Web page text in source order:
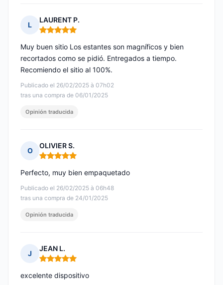
L
LAURENT P.
Nota: 5 de 5
Publicado el 26/02/2025 à 07h02
tras una compra de 06/01/2025
Muy buen sitio Los estantes son magníficos y bien
recortados como se pidió. Entregados a tiempo.
Recomiendo el sitio al 100%.
Opinión traducida
O
OLIVIER S.
Nota: 5 de 5
Publicado el 26/02/2025 à 06h48
tras una compra de 24/01/2025
Perfecto, muy bien empaquetado
Opinión traducida
J
JEAN L.
Nota: 5 de 5
excelente dispositivo